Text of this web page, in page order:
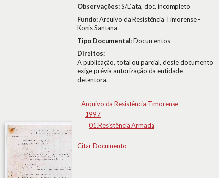
Observações:S/Data, doc. incompleto
Fundo:Arquivo da Resistência Timorense -
Konis Santana
Tipo Documental:Documentos
Direitos:
A publicação, total ou parcial, deste documento
exige prévia autorização da entidade
detentora.
Arquivo da Resistência Timorense
1997
01.Resistência Armada
Citar Documento